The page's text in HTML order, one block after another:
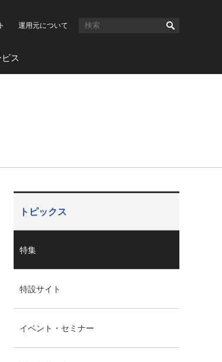
運用元について
ス
トピックス
特集
特設サイト
イベント・セミナー